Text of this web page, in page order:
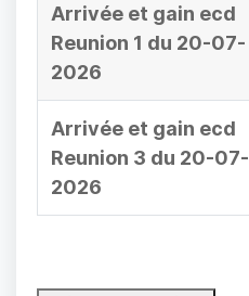
Arrivée et gain ecd
Reunion 1 du 20-07-
2026
Arrivée et gain ecd
Reunion 3 du 20-07-
2026